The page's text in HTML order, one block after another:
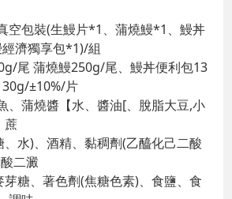
空包裝(生鰻片*1、蒲燒鰻*1、鰻丼
濟獨享包*1)/組
尾 蒲燒鰻250g/尾、鰻丼便利包13
±10%/片
、蒲燒醬【水、醬油[、脫脂大豆,小
蔗
水)、酒精、黏稠劑(乙醯化己二酸
二澱
糖、著色劑(焦糖色素)、食鹽、食